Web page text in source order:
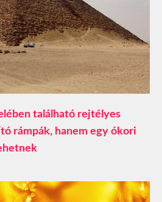
található rejtélyes
rámpák, hanem egy ókori